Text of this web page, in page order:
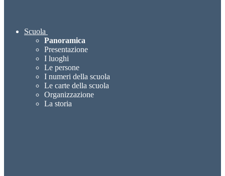
Scuola
Panoramica
Presentazione
I luoghi
Le persone
I numeri della scuola
Le carte della scuola
Organizzazione
La storia